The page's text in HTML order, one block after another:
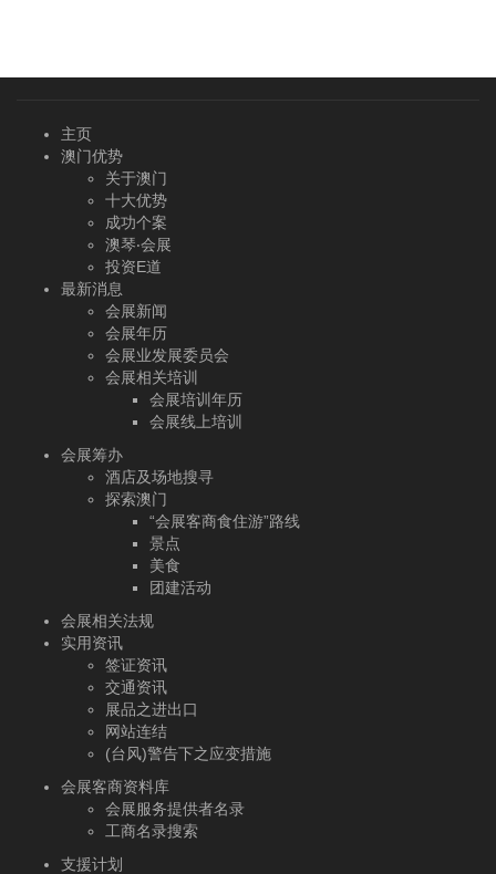
主页
澳门优势
关于澳门
十大优势
成功个案
澳琴‧会展
投资E道
最新消息
会展新闻
会展年历
会展业发展委员会
会展相关培训
会展培训年历
会展线上培训
会展筹办
酒店及场地搜寻
探索澳门
“会展客商食住游”路线
景点
美食
团建活动
会展相关法规
实用资讯
签证资讯
交通资讯
展品之进出口
网站连结
(台风)警告下之应变措施
会展客商资料库
会展服务提供者名录
工商名录搜索
支援计划